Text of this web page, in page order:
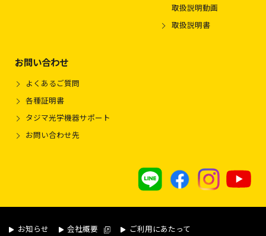
取扱説明動画
取扱説明書
お問い合わせ
よくあるご質問
各種証明書
タジマ光学機器サポート
お問い合わせ先
お知らせ 会社概要 ご利用にあたって